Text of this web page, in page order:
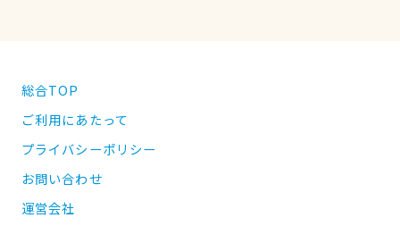
総合TOP
ご利用にあたって
プライバシーポリシー
お問い合わせ
運営会社